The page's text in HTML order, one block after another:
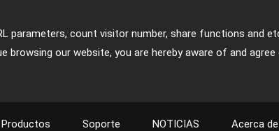
parameters, count visitor number, share functions and
our website, you are hereby aware of and
Productos Soporte NOTICIAS Acerca de